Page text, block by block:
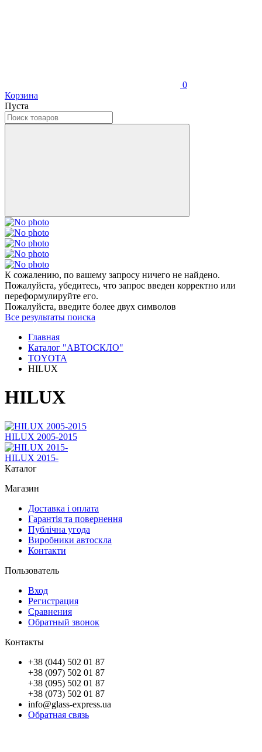
0
Корзина
Пуста
К сожалению, по вашему запросу ничего не найдено.
Пожалуйста, убедитесь, что запрос введен корректно или
переформулируйте его.
Пожалуйста, введите более двух символов
Все результаты поиска
Главная
Каталог "АВТОСКЛО"
TOYOTA
HILUX
HILUX
HILUX 2005-2015
HILUX 2015-
Каталог
Магазин
Доставка і оплата
Гарантія та повернення
Публічна угода
Виробники автоскла
Контакти
Пользователь
Вход
Регистрация
Сравнения
Обратный звонок
Контакты
+38 (044) 502 01 87
+38 (097) 502 01 87
+38 (095) 502 01 87
+38 (073) 502 01 87
info@glass-express.ua
Обратная связь